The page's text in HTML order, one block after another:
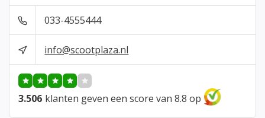
033-4555444
info@scootplaza.nl
3.506 klanten geven een score van 8.8 op